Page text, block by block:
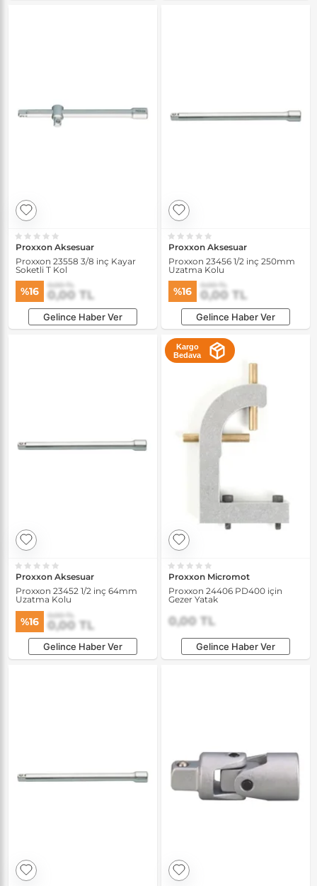
Proxxon Aksesuar
Proxxon 23558 3/8 inç Kayar
Soketli T Kol
%16 0,00 TL
0,00 TL
Gelince Haber Ver
Proxxon Aksesuar
Proxxon 23456 1/2 inç 250mm
Uzatma Kolu
%16 0,00 TL
0,00 TL
Gelince Haber Ver
Proxxon Aksesuar
Proxxon 23452 1/2 inç 64mm
Uzatma Kolu
%16 0,00 TL
0,00 TL
Gelince Haber Ver
Kargo
Bedava
Proxxon Micromot
Proxxon 24406 PD400 için
Gezer Yatak
0,00 TL
Gelince Haber Ver